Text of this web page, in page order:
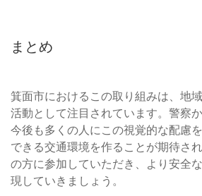
まとめ
箕面市におけるこの取り組みは、地
活動として注目されています。警察
今後も多くの人にこの視覚的な配慮
できる交通環境を作ることが期待さ
の方に参加していただき、より安全
現していきましょう。